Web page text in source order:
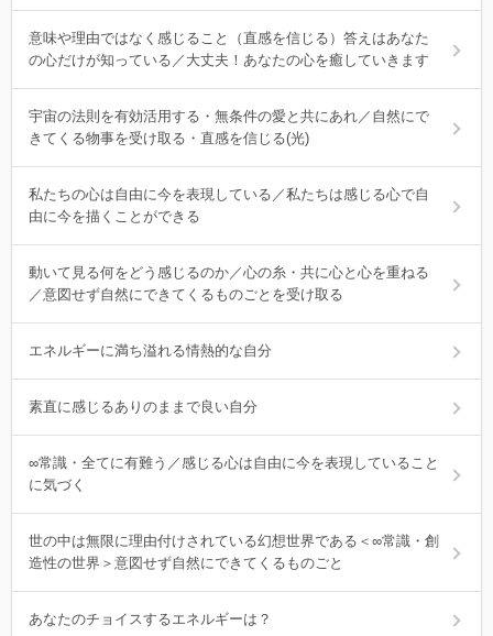
意味や理由ではなく感じること（直感を信じる）答えはあなた
の心だけが知っている／大丈夫！あなたの心を癒していきます
宇宙の法則を有効活用する・無条件の愛と共にあれ／自然にで
きてくる物事を受け取る・直感を信じる(光)
私たちの心は自由に今を表現している／私たちは感じる心で自
由に今を描くことができる
動いて見る何をどう感じるのか／心の糸・共に心と心を重ねる
／意図せず自然にできてくるものごとを受け取る
エネルギーに満ち溢れる情熱的な自分
素直に感じるありのままで良い自分
∞常識・全てに有難う／感じる心は自由に今を表現していること
に気づく
世の中は無限に理由付けされている幻想世界である＜∞常識・創
造性の世界＞意図せず自然にできてくるものごと
あなたのチョイスするエネルギーは？